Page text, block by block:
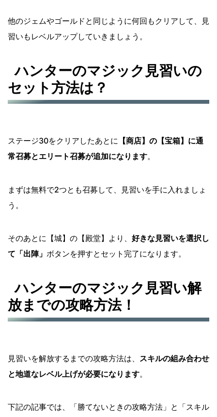
他のジェムやゴールドと同じように何回もクリアして、見
習いもレベルアップしていきましょう。
ハンターのマジック見習いの
セット方法は？
ステージ30をクリアしたあとに 【商店】の【宝箱】に通
常召募とエリート召募が追加になります。
まずは無料で2つとも召募して、見習いを手に入れましょ
う。
そのあとに【城】の【殿堂】より、 好きな見習いを選択し
て「出陣」 ボタンを押すとセット完了になります。
ハンターのマジック見習い解
放までの攻略方法！
見習いを解放するまでの攻略方法は、 スキルの組み合わせ
と地道なレベル上げが必要になります。
下記の記事では、「勝てないときの攻略方法」と「スキル